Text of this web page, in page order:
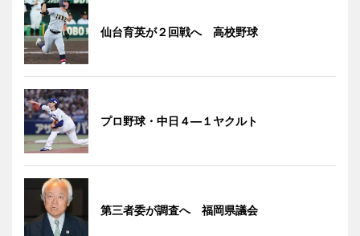
仙台育英が２回戦へ 高校野球
プロ野球・中日４―１ヤクルト
第三者委が調査へ 福岡県議会